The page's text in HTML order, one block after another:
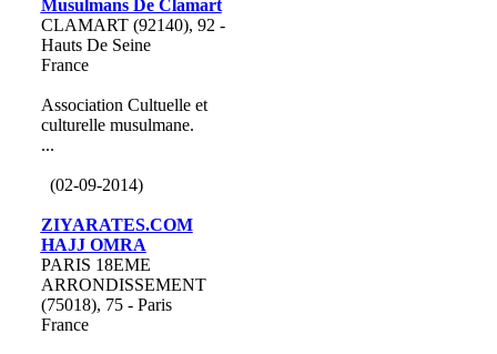
Musulmans De Clamart
CLAMART (92140), 92 -
Hauts De Seine
France
Association Cultuelle et
culturelle musulmane.
...
(02-09-2014)
ZIYARATES.COM
HAJJ OMRA
PARIS 18EME
ARRONDISSEMENT
(75018), 75 - Paris
France